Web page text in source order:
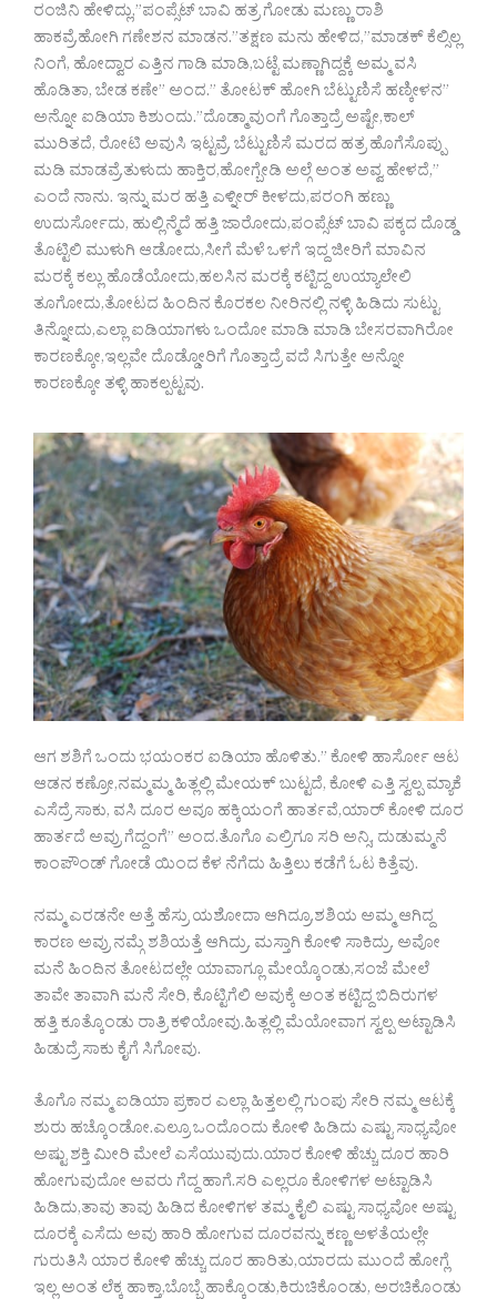
ರಂಜಿನಿ ಹೇಳಿದ್ಲು,”ಪಂಪ್ಸೆಟ್ ಬಾವಿ ಹತ್ರ ಗೋಡು ಮಣ್ಣು ರಾಶಿ
ಹಾಕವ್ರೆ,ಹೋಗಿ ಗಣೇಶನ ಮಾಡನ.”ತಕ್ಷಣ ಮನು ಹೇಳಿದ,”ಮಾಡಕ್ ಕೆಲ್ಸಿಲ್ಲ
ನಿಂಗೆ, ಹೋದ್ವಾರ ಎತ್ತಿನ ಗಾಡಿ ಮಾಡಿ,ಬಟ್ಟೆ ಮಣ್ಣಾಗಿದ್ದಕ್ಕೆ ಅಮ್ಮ ವಸಿ
ಹೊಡಿತಾ, ಬೇಡ ಕಣೇ” ಅಂದ.” ತೋಟಕ್ ಹೋಗಿ ಬೆಟ್ಟುಣಿಸೆ ಹಣ್ಕೀಳನ”
ಅನ್ನೋ ಐಡಿಯಾ ಕಿಶುಂದು.”ದೊಡ್ಮಾವುಂಗೆ ಗೊತ್ತಾದ್ರೆ ಅಷ್ಟೇ,ಕಾಲ್
ಮುರಿತದೆ, ರೋಟಿ ಅವುಸಿ ಇಟ್ಟವ್ರೆ, ಬೆಟ್ಟುಣಿಸೆ ಮರದ ಹತ್ರ ಹೊಗೆಸೊಪ್ಪು
ಮಡಿ ಮಾಡವ್ರೆ,ತುಳುದು ಹಾಕ್ತಿರ,ಹೋಗ್ಬೇಡಿ ಅಲ್ಗೆ ಅಂತ ಅವ್ವ ಹೇಳದೆ,”
ಎಂದೆ ನಾನು. ಇನ್ನು ಮರ ಹತ್ತಿ ಎಳ್ನೀರ್ ಕೀಳದು,ಪರಂಗಿ ಹಣ್ಣು
ಉದುರ್ಸೋದು, ಹುಲ್ಲಿನ್ಮೆದೆ ಹತ್ತಿ ಜಾರೋದು,ಪಂಪ್ಸೆಟ್ ಬಾವಿ ಪಕ್ಕದ ದೊಡ್ಡ
ತೊಟ್ಟಿಲಿ ಮುಳುಗಿ ಆಡೋದು,ಸೀಗೆ ಮೆಳೆ ಒಳಗೆ ಇದ್ದ ಜೀರಿಗೆ ಮಾವಿನ
ಮರಕ್ಕೆ ಕಲ್ಲು ಹೊಡೆಯೋದು,ಹಲಸಿನ ಮರಕ್ಕೆ ಕಟ್ಟಿದ್ದ ಉಯ್ಯಾಲೇಲಿ
ತೂಗೋದು,ತೋಟದ ಹಿಂದಿನ ಕೊರಕಲ ನೀರಿನಲ್ಲಿ ನಳ್ಳಿ ಹಿಡಿದು ಸುಟ್ಟು
ತಿನ್ನೋದು,ಎಲ್ಲಾ ಐಡಿಯಾಗಳು ಒಂದೋ ಮಾಡಿ ಮಾಡಿ ಬೇಸರವಾಗಿರೋ
ಕಾರಣಕ್ಕೋ,ಇಲ್ಲವೇ ದೊಡ್ಡೋರಿಗೆ ಗೊತ್ತಾದ್ರೆ ವದೆ ಸಿಗುತ್ತೇ ಅನ್ನೋ
ಕಾರಣಕ್ಕೋ ತಳ್ಳಿ ಹಾಕಲ್ಪಟ್ಟವು.
ಆಗ ಶಶಿಗೆ ಒಂದು ಭಯಂಕರ ಐಡಿಯಾ ಹೊಳಿತು.” ಕೋಳಿ ಹಾರ್ಸೋ ಆಟ
ಆಡನ ಕಣ್ರೋ,ನಮ್ಮಮ್ಮ ಹಿತ್ಲಲ್ಲಿ ಮೇಯಕ್ ಬುಟ್ಟದೆ, ಕೋಳಿ ಎತ್ತಿ ಸ್ವಲ್ಪ ಮ್ಯಾಕೆ
ಎಸೆದ್ರೆ ಸಾಕು, ವಸಿ ದೂರ ಅವೂ ಹಕ್ಕಿಯಂಗೆ ಹಾರ್ತವೆ,ಯಾರ್ ಕೋಳಿ ದೂರ
ಹಾರ್ತದೆ ಅವ್ರು ಗೆದ್ದಂಗೆ” ಅಂದ.ತೊಗೊ ಎಲ್ರಿಗೂ ಸರಿ ಅನ್ಸಿ, ದುಡುಮ್ಮನೆ
ಕಾಂಪೌಂಡ್ ಗೋಡೆ ಯಿಂದ ಕೆಳ ನೆಗೆದು ಹಿತ್ತಿಲು ಕಡೆಗೆ ಓಟ ಕಿತ್ತೆವು.
ನಮ್ಮ ಎರಡನೇ ಅತ್ತೆ ಹೆಸ್ರು ಯಶೋದಾ ಆಗಿದ್ರೂ,ಶಶಿಯ ಅಮ್ಮ ಆಗಿದ್ದ
ಕಾರಣ ಅವ್ರು ನಮ್ಗೆ ಶಶಿಯತ್ತೆ ಆಗಿದ್ರು. ಮಸ್ತಾಗಿ ಕೋಳಿ ಸಾಕಿದ್ರು. ಅವೋ
ಮನೆ ಹಿಂದಿನ ತೋಟದಲ್ಲೇ ಯಾವಾಗ್ಲೂ ಮೇಯ್ಕೊಂಡು,ಸಂಜೆ ಮೇಲೆ
ತಾವೇ ತಾವಾಗಿ ಮನೆ ಸೇರಿ, ಕೊಟ್ಟಿಗೆಲಿ ಅವುಕ್ಕೆ ಅಂತ ಕಟ್ಟಿದ್ದ ಬಿದಿರುಗಳ
ಹತ್ತಿ ಕೂತ್ಕೊಂಡು ರಾತ್ರಿ ಕಳಿಯೋವು.ಹಿತ್ಲಲ್ಲಿ ಮೆಯೋವಾಗ ಸ್ವಲ್ಪ ಅಟ್ಟಾಡಿಸಿ
ಹಿಡುದ್ರೆ ಸಾಕು ಕೈಗೆ ಸಿಗೋವು.
ತೊಗೊ ನಮ್ಮ ಐಡಿಯಾ ಪ್ರಕಾರ ಎಲ್ಲಾ ಹಿತ್ತಲಲ್ಲಿ ಗುಂಪು ಸೇರಿ ನಮ್ಮ ಆಟಕ್ಕೆ
ಶುರು ಹಚ್ಕೊಂಡೋ.ಎಲ್ರೂ ಒಂದೊಂದು ಕೋಳಿ ಹಿಡಿದು ಎಷ್ಟು ಸಾಧ್ಯವೋ
ಅಷ್ಟು ಶಕ್ತಿ ಮೀರಿ ಮೇಲೆ ಎಸೆಯುವುದು.ಯಾರ ಕೋಳಿ ಹೆಚ್ಚು ದೂರ ಹಾರಿ
ಹೋಗುವುದೋ ಅವರು ಗೆದ್ದ ಹಾಗೆ.ಸರಿ ಎಲ್ಲರೂ ಕೋಳಿಗಳ ಅಟ್ಟಾಡಿಸಿ
ಹಿಡಿದು,ತಾವು ತಾವು ಹಿಡಿದ ಕೋಳಿಗಳ ತಮ್ಮ ಕೈಲಿ ಎಷ್ಟು ಸಾಧ್ಯವೋ ಅಷ್ಟು
ದೂರಕ್ಕೆ ಎಸೆದು ಅವು ಹಾರಿ ಹೋಗುವ ದೂರವನ್ನು ಕಣ್ಣ ಅಳತೆಯಲ್ಲೇ
ಗುರುತಿಸಿ ಯಾರ ಕೋಳಿ ಹೆಚ್ಚು ದೂರ ಹಾರಿತು,ಯಾರದು ಮುಂದೆ ಹೋಗ್ಲೆ
ಇಲ್ಲ ಅಂತ ಲೆಕ್ಕ ಹಾಕ್ತಾ,ಬೊಬ್ಬೆ ಹಾಕ್ಕೊಂಡು,ಕಿರುಚಿಕೊಂಡು, ಅರಚಿಕೊಂಡು